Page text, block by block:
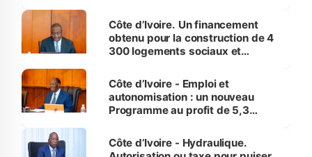
Côte d’Ivoire. Un financement
obtenu pour la construction de 4
300 logements sociaux et
et Yamoussoukro
Côte d’Ivoire - Emploi et
autonomisation : un nouveau
Programme au profit de 5,3
Côte d’Ivoire - Hydraulique.